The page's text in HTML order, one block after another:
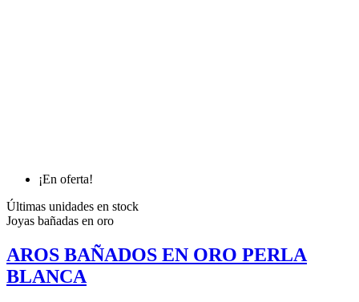
¡En oferta!
Últimas unidades en stock
Joyas bañadas en oro
AROS BAÑADOS EN ORO PERLA
BLANCA